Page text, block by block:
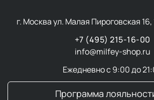
г. Москва ул. Малая Пироговская 16,
+7 (495) 215-16-00
info@milfey-shop.ru
Ежедневно с 9:00 до
Программа